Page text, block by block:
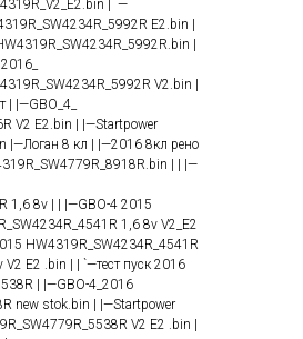
| `—
E2.bin |
|
V2.bin |
|—GBO_4_
V2 E2.bin | |—Startpower
|—Логан 8 кл | |—2016 8кл рено
| | |—
1,6 8v | | |—GBO-4 2015
1,6 8v V2_E2
HW4319R_SW4234R_4541R
E2 .bin | | `—тест пуск 2016
| |—GBO-4_2016
new stok.bin | |—Startpower
V2 E2 .bin |